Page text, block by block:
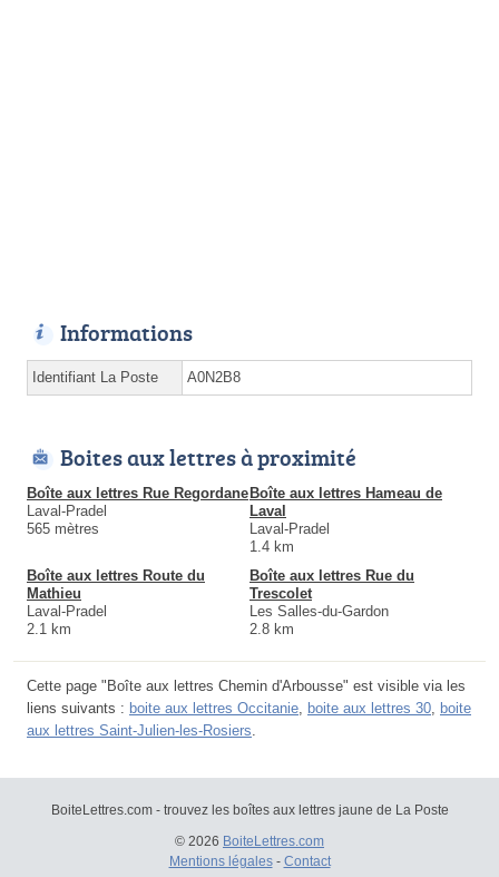
Informations
Identifiant La Poste A0N2B8
Boites aux lettres à proximité
Boîte aux lettres Rue Regordane
Laval-Pradel
565 mètres
Boîte aux lettres Hameau de
Laval
Laval-Pradel
1.4 km
Boîte aux lettres Route du
Mathieu
Laval-Pradel
2.1 km
Boîte aux lettres Rue du
Trescolet
Les Salles-du-Gardon
2.8 km
Cette page "Boîte aux lettres Chemin d'Arbousse" est visible via les
liens suivants : boite aux lettres Occitanie boite aux lettres 30 boite
aux lettres Saint-Julien-les-Rosiers
BoiteLettres.com - trouvez les boîtes aux lettres jaune de La Poste
© 2026 BoiteLettres.com
Mentions légales- Contact